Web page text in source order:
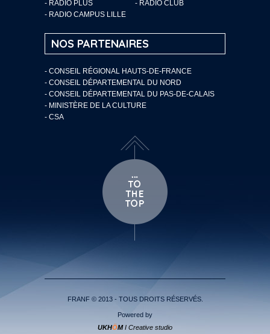
- RADIO PLUS
- RADIO CLUB
- RADIO CAMPUS LILLE
NOS PARTENAIRES
- CONSEIL RÉGIONAL HAUTS-DE-FRANCE
- CONSEIL DÉPARTEMENTAL DU NORD
- CONSEIL DÉPARTEMENTAL DU PAS-DE-CALAIS
- MINISTÈRE DE LA CULTURE
- CSA
FRANF © 2013 - TOUS DROITS RÉSERVÉS.
Powered by
UKHÖMI Creative studio